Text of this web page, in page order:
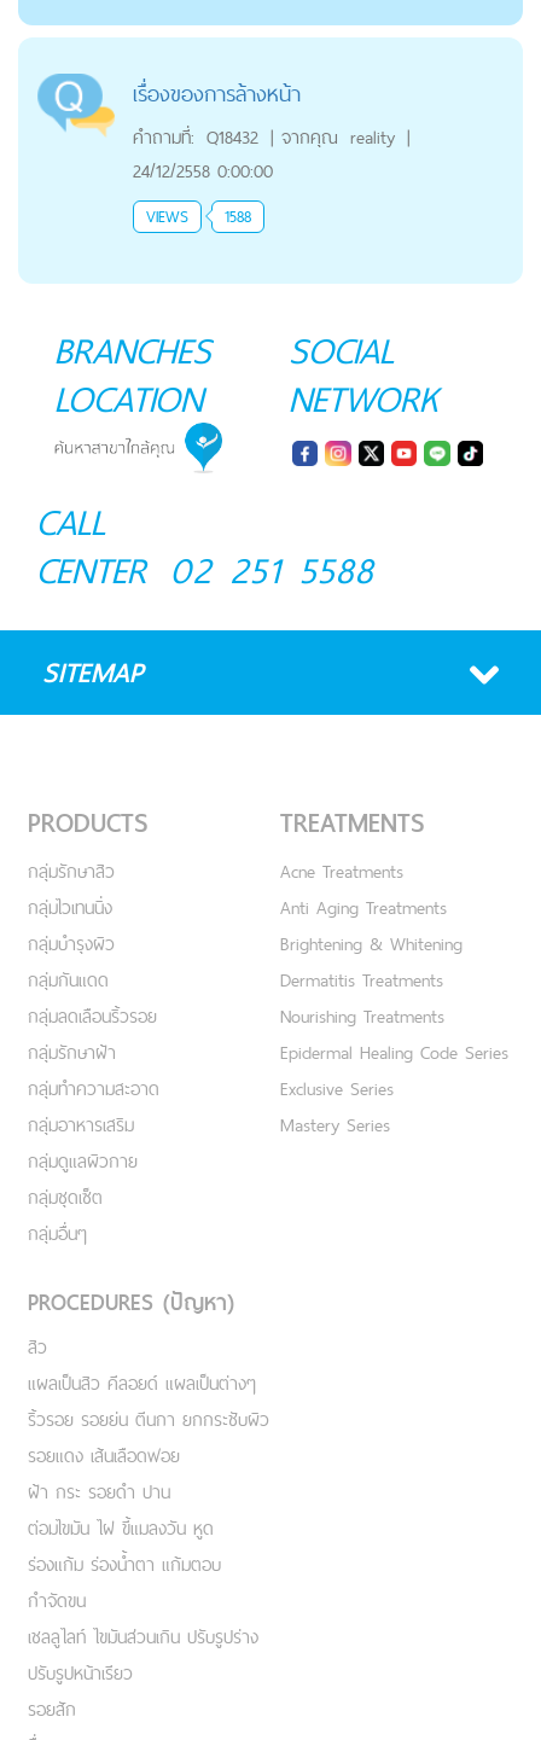
เรื่องของการล้างหน้า
คำถามที่: Q18432 | จากคุณ reality |
24/12/2558 0:00:00
VIEWS 1588
BRANCHES
LOCATION
SOCIAL
NETWORK
CALL
CENTER 02 251 5588
SITEMAP
PRODUCTS
กลุ่มรักษาสิว
กลุ่มไวเทนนิ่ง
กลุ่มบำรุงผิว
กลุ่มกันแดด
กลุ่มลดเลือนริ้วรอย
กลุ่มรักษาฝ้า
กลุ่มทำความสะอาด
กลุ่มอาหารเสริม
กลุ่มดูแลผิวกาย
กลุ่มชุดเซ็ต
กลุ่มอื่นๆ
TREATMENTS
Acne Treatments
Anti Aging Treatments
Brightening & Whitening
Dermatitis Treatments
Nourishing Treatments
Epidermal Healing Code Series
Exclusive Series
Mastery Series
PROCEDURES (ปัญหา)
สิว
แผลเป็นสิว คีลอยด์ แผลเป็นต่างๆ
ริ้วรอย รอยย่น ตีนกา ยกกระชับผิว
รอยแดง เส้นเลือดฟอย
ฝ้า กระ รอยดำ ปาน
ต่อมไขมัน ไฝ ขี้แมลงวัน หูด
ร่องแก้ม ร่องน้ำตา แก้มตอบ
กำจัดขน
เชลลูไลท์ ไขมันส่วนเกิน ปรับรูปร่าง
ปรับรูปหน้าเรียว
รอยสัก